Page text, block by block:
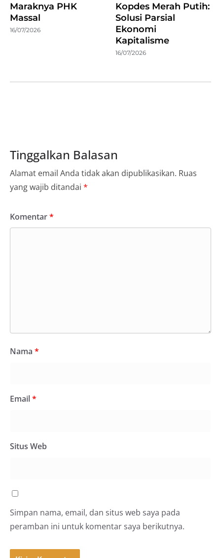
Maraknya PHK
Massal
16/07/2026
Kopdes Merah Putih:
Solusi Parsial
Ekonomi
Kapitalisme
16/07/2026
Tinggalkan Balasan
Alamat email Anda tidak akan dipublikasikan. Ruas
yang wajib ditandai *
Komentar*
Nama *
Email*
Situs Web
Simpan nama, email, dan situs web saya pada
peramban ini untuk komentar saya berikutnya.